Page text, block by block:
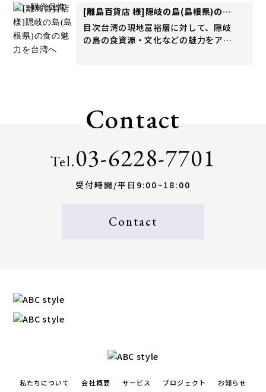
好評。 山梨県北都留郡丹波山村 様から
のご依頼で観光促進のお手伝...
[離島百貨店 様]隠岐の島(島根県)の食
の魅力を台湾へ
目次台湾の現地富裕層に対して、隠岐
の島の食資源・文化などの魅力をアピ
Contact
Tel.03-6228-7701
受付時間/平日9:00~18:00
Contact
私たちについて 会社概要 サービス プロジェクト
お知らせ